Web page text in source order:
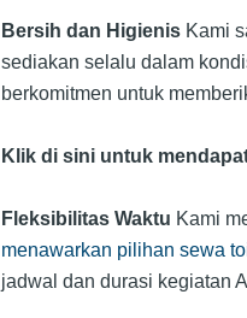
Bersih dan HigienisKami
sediakan selalu dalam
berkomitmen untuk
Klik di sini untuk
Fleksibilitas Waktu Kami
menawarkan pilihan sewa
jadwal dan durasi kegiatan